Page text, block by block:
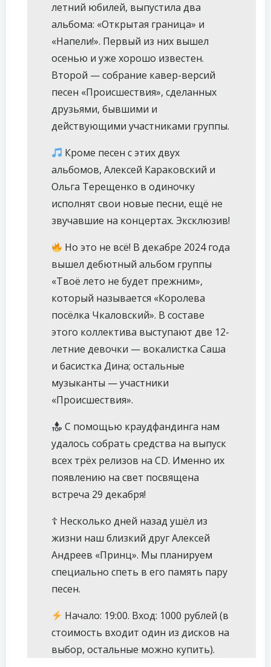
летний юбилей, выпустила два
альбома: «Открытая граница» и
«Напели!». Первый из них вышел
осенью и уже хорошо известен.
Второй — собрание кавер-версий
песен «Происшествия», сделанных
друзьями, бывшими и
действующими участниками группы.
Кроме песен с этих двух
альбомов, Алексей Караковский и
Ольга Терещенко в одиночку
исполнят свои новые песни, ещё не
звучавшие на концертах. Эксклюзив!
Но это не всё! В декабре 2024 года
вышел дебютный альбом группы
«Твоё лето не будет прежним»,
который называется «Королева
посёлка Чкаловский». В составе
этого коллектива выступают две 12-
летние девочки — вокалистка Саша
и басистка Дина; остальные
музыканты — участники
«Происшествия».
С помощью краудфандинга нам
удалось собрать средства на выпуск
всех трёх релизов на CD. Именно их
появлению на свет посвящена
встреча 29 декабря!
☦ Несколько дней назад ушёл из
жизни наш близкий друг Алексей
Андреев «Принц». Мы планируем
специально спеть в его память пару
песен.
Начало: 19:00. Вход: 1000 рублей (в
стоимость входит один из дисков на
выбор, остальные можно купить).